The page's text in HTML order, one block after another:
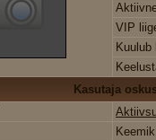
VIP
Kasutaja